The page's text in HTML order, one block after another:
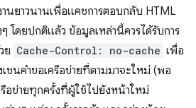
านยาวนานเพื่อแคชการตอบกลับ HTML
โดยปกติแล้ว ข้อมูลเหล่านี้ควรได้รับการ
ย Cache-Control: no-cache เพื่อ
ชนคำขอเครือข่ายที่ตามมาจะใหม่ (พอ
อข่ายทุกครั้งที่ผู้ใช้ไปยังหน้าใหม่